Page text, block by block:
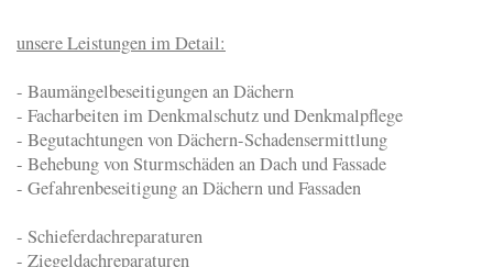
unsere Leistungen im Detail:
- Baumängelbeseitigungen an Dächern
- Facharbeiten im Denkmalschutz und Denkmalpflege
- Begutachtungen von Dächern-Schadensermittlung
- Behebung von Sturmschäden an Dach und Fassade
- Gefahrenbeseitigung an Dächern und Fassaden
- Schieferdachreparaturen
- Ziegeldachreparaturen